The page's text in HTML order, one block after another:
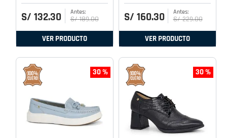
S/ 132.30 S/ 189.00
VER PRODUCTO
S/ 160.30 S/ 229.00
VER PRODUCTO
30 % 30 %